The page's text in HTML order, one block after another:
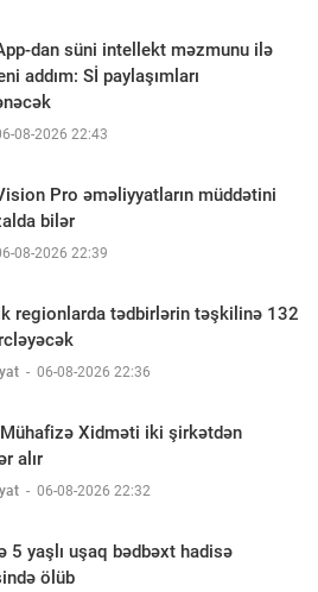
dan süni intellekt məzmunu ilə
addım: Sİ paylaşımları
08-2026 22:43
Pro əməliyyatların müddətini
bilər
08-2026 22:39
regionlarda tədbirlərin təşkilinə 132
- 06-08-2026 22:36
Xidməti iki şirkətdən
alır
- 06-08-2026 22:32
5 yaşlı uşaq bədbəxt hadisə
ölüb